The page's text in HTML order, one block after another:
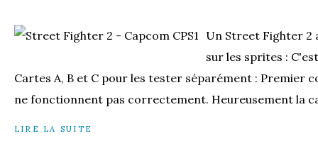
Un Street Fighter 2
sur les sprites :
Cartes A, B et C pour les tester séparément : Premier
ne fonctionnent pas correctement. Heureusement la
LIRE LA SUITE